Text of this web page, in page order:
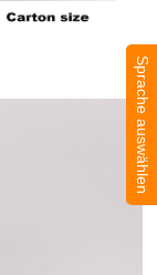
Sprache auswählen